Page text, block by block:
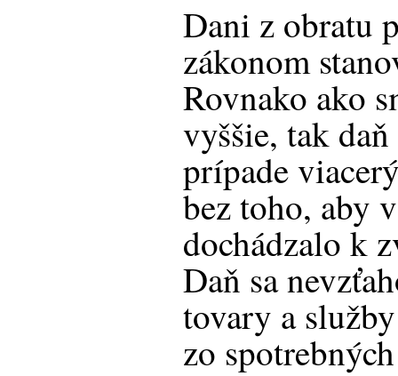
Dani z obratu
zákonom
Rovnako ako
vyššie, tak
prípade
bez toho, aby
dochádzalo k
Daň sa
tovary a
zo